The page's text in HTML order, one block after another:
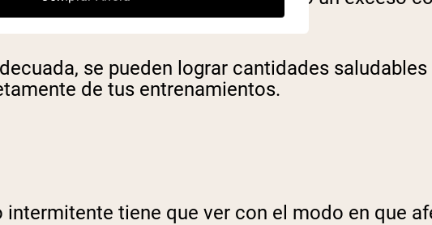
muscular.
se pueden lograr cantidades
de tus entrenamientos.
tiene que ver con el modo en que